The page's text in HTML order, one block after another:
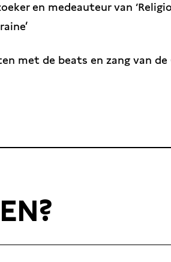
en medeauteur van
met de beats en zang van de